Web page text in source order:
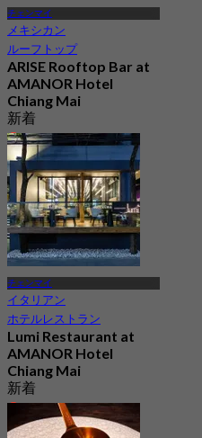
チェンマイ
メキシカン
ルーフトップ
ARISE Rooftop Bar at
AMANOR Hotel
Chiang Mai
新着
4.9
から฿ 847.5
チェンマイ
イタリアン
ホテルレストラン
Lumi Restaurant at
AMANOR Hotel
Chiang Mai
新着
4.8
から฿ 900